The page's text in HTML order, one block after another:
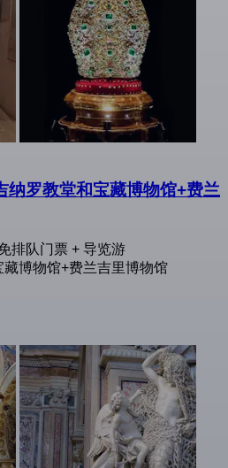
纳罗教堂和宝藏博物馆+费兰
排队门票 + 导览游
博物馆+费兰吉里博物馆